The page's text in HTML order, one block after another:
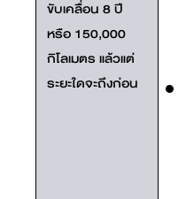
ขับเคลื่อน 8 ปี
หรือ 150,000
กิโลเมตร แล้วแต่
ระยะใดจะถึงก่อน